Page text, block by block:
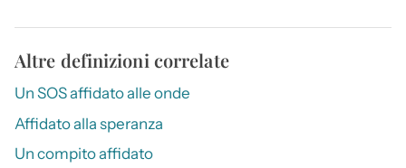
Altre definizioni correlate
Un SOS affidato alle onde
Affidato alla speranza
Un compito affidato